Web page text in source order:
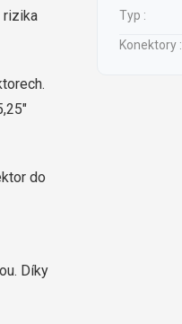
rizika
do
Díky
Typ :
Konektory :